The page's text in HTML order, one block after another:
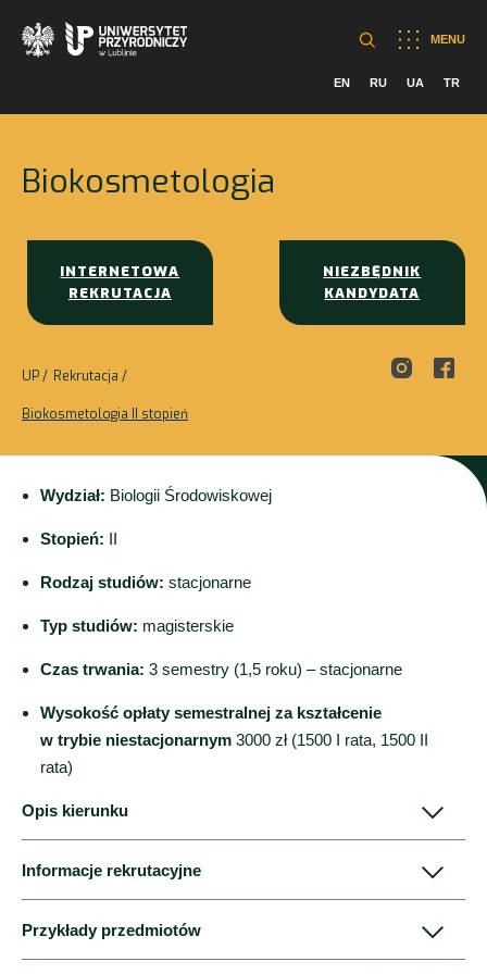
MENU
EN RU UA TR
Biokosmetologia
INTERNETOWA
REKRUTACJA
NIEZBĘDNIK
KANDYDATA
UP Rekrutacja
Biokosmetologia II stopień
Wydział: Biologii Środowiskowej
Stopień: II
Rodzaj studiów: stacjonarne
Typ studiów: magisterskie
Czas trwania: 3 semestry (1,5 roku) – stacjonarne
Wysokość opłaty semestralnej za kształcenie
w trybie niestacjonarnym 3000 zł (1500 I rata, 1500 II
rata)
Opis kierunku
nowoczesną i interdyscyplinarną ofertę dydaktyczną
wychodzącą naprzeciw trendom światowym
Informacje rekrutacyjne
Przykłady przedmiotów